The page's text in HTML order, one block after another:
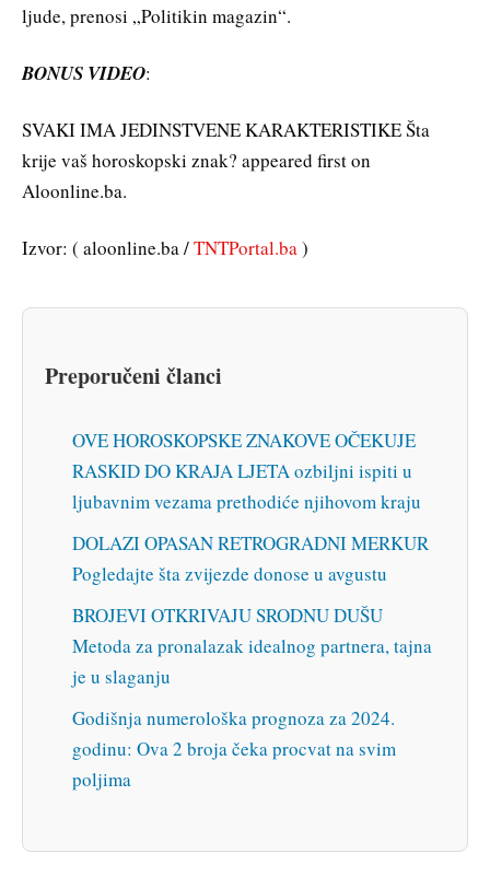
ljude, prenosi „Politikin magazin“.
BONUS VIDEO:
SVAKI IMA JEDINSTVENE KARAKTERISTIKE Šta
krije vaš horoskopski znak? appeared first on
Aloonline.ba.
Izvor: ( aloonline.ba /TNTPortal.ba )
Preporučeni članci
OVE HOROSKOPSKE ZNAKOVE OČEKUJE
RASKID DO KRAJA LJETA ozbiljni ispiti u
ljubavnim vezama prethodiće njihovom kraju
DOLAZI OPASAN RETROGRADNI MERKUR
Pogledajte šta zvijezde donose u avgustu
BROJEVI OTKRIVAJU SRODNU DUŠU
Metoda za pronalazak idealnog partnera, tajna
je u slaganju
Godišnja numerološka prognoza za 2024.
godinu: Ova 2 broja čeka procvat na svim
poljima